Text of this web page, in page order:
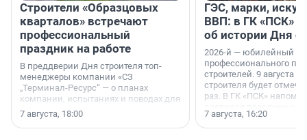
Строители «Образцовых
кварталов» встречают
профессиональный
праздник на работе
В преддверии Дня строителя топ-
менеджеры компании «СЗ
„Терминал-Ресурс“ — о планах
компании, испытаниях и поводах для
осторожного оптимизма.
7 августа, 18:00
ГЭС, марки,
ВВП: в ГК «ПСК»
об истории Дня
2026-й — юбилейный
профессионального
строителей. 9 августа
строителя будет
раз. В ГК «ПСК»
поменялась роль
7 августа, 16:20